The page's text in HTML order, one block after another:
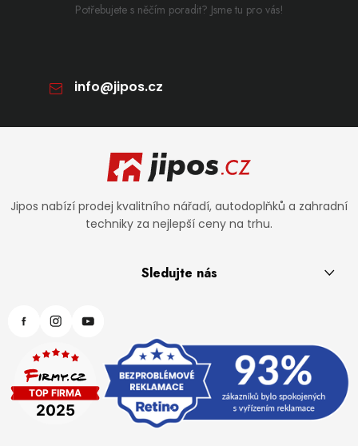
Potřebujete s něčím poradit? Jsme tu pro vás!
info@jipos.cz
Zápatí
Jipos nabízí prodej kvalitního nářadí, autodoplňků a zahradní
techniky za nejlepší ceny na trhu.
Sledujte nás